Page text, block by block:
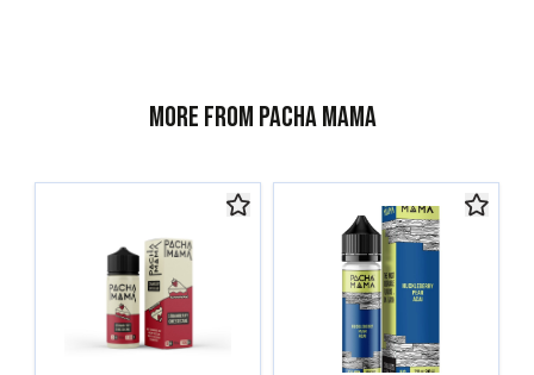
More from Pacha Mama